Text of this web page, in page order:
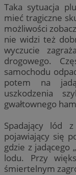
Taka sytuacja
mieć tragiczne
możliwości
nie widzi też
wyczucie
drogowego.
samochodu
potem na
uszkodzenia
gwałtownego
Spadający lód
pojawiający się
gdzie z jadącego
lodu. Przy
śmiertelnym